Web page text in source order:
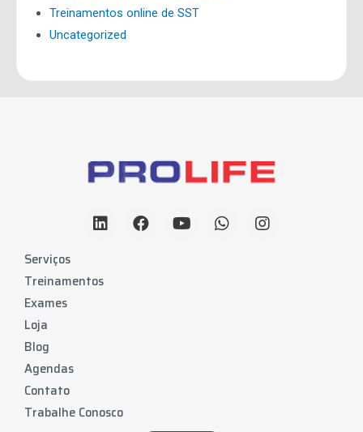
Treinamentos online de SST
Uncategorized
Serviços
Treinamentos
Exames
Loja
Blog
Agendas
Contato
Trabalhe Conosco